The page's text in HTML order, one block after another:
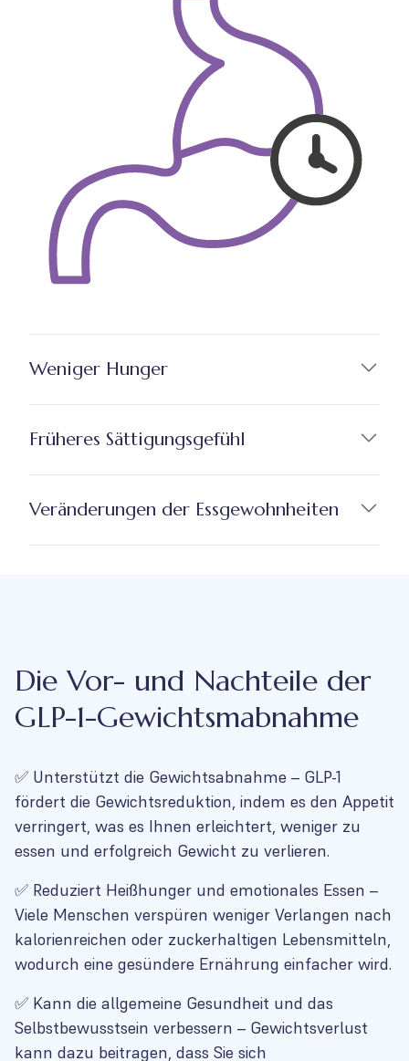
Weniger Hunger
Früheres Sättigungsgefühl
Veränderungen der Essgewohnheiten
Die Vor- und Nachteile der
GLP-1-Gewichtsmabnahme
✅ Unterstützt die Gewichtsabnahme – GLP-1
fördert die Gewichtsreduktion, indem es den Appetit
verringert, was es Ihnen erleichtert, weniger zu
essen und erfolgreich Gewicht zu verlieren.
✅ Reduziert Heißhunger und emotionales Essen –
Viele Menschen verspüren weniger Verlangen nach
kalorienreichen oder zuckerhaltigen Lebensmitteln,
wodurch eine gesündere Ernährung einfacher wird.
✅ Kann die allgemeine Gesundheit und das
Selbstbewusstsein verbessern – Gewichtsverlust
kann dazu beitragen, dass Sie sich